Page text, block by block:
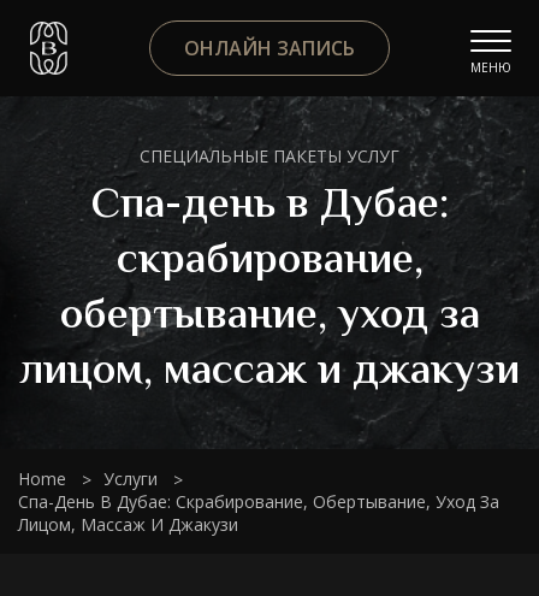
ОНЛАЙН ЗАПИСЬ
МЕНЮ
СПЕЦИАЛЬНЫЕ ПАКЕТЫ УСЛУГ
Спа-день в Дубае:
скрабирование,
обертывание, уход за
лицом, массаж и джакузи
Home
Услуги
Спа-День В Дубае: Скрабирование, Обертывание, Уход За
Лицом, Массаж И Джакузи